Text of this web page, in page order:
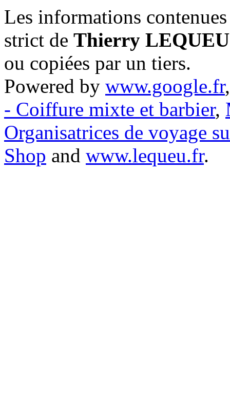
Les informations
strict de Thierry LEQUEU
ou copiées par un tiers.
Powered by www.google.fr
- Coiffure mixte et barbier,
Organisatrices de voyage
Shop and www.lequeu.fr.